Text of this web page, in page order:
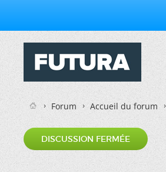
Forum Accueil du forum
DISCUSSION FERMÉE